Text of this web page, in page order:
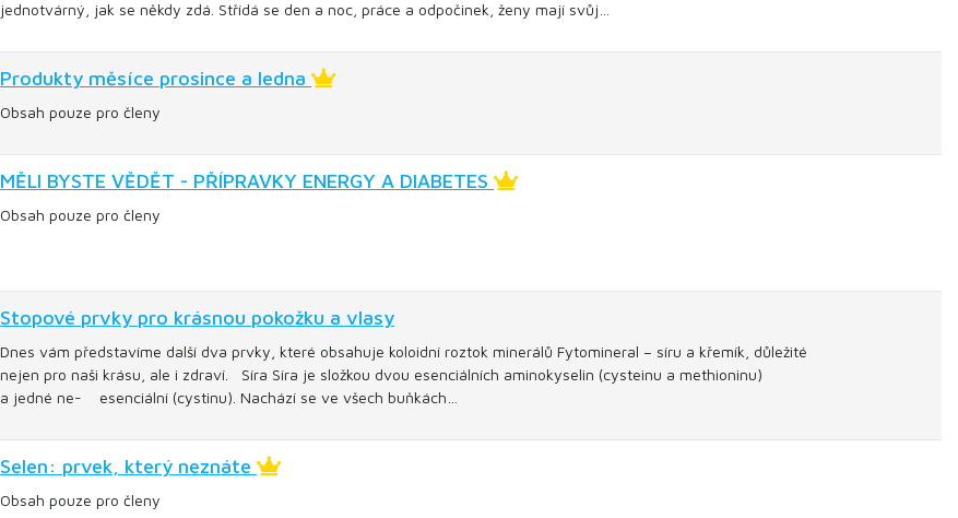
jednotvárný, jak se někdy zdá. Střídá se den a noc, práce a odpočinek, ženy mají svůj…
Produkty měsíce prosince a ledna
Obsah pouze pro členy
MĚLI BYSTE VĚDĚT - PŘÍPRAVKY ENERGY A DIABETES
Obsah pouze pro členy
Stopové prvky pro krásnou pokožku a vlasy
Dnes vám představíme další dva prvky, které obsahuje koloidní roztok minerálů Fytomineral – síru a křemík, důležité
nejen pro naši krásu, ale i zdraví. Síra Síra je složkou dvou esenciálních aminokyselin (cysteinu a methioninu)
a jedné ne- esenciální (cystinu). Nachází se ve všech buňkách…
Selen: prvek, který neznáte
Obsah pouze pro členy